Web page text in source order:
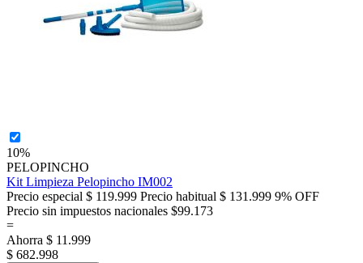
10%
PELOPINCHO
Kit Limpieza Pelopincho IM002
Precio especial $ 119.999 Precio habitual $ 131.999 9% OFF
Precio sin impuestos nacionales $99.173
=
Ahorra $ 11.999
$ 682.998